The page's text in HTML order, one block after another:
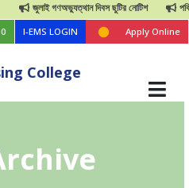
জুলাই গণঅভ্যুত্থান দিবস ছুটির নোটিশ
I-EMS LOGIN Apply Online
College